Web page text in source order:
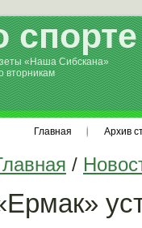
спорте
«Наша Сибскана»
вторникам
Главная Архив
/